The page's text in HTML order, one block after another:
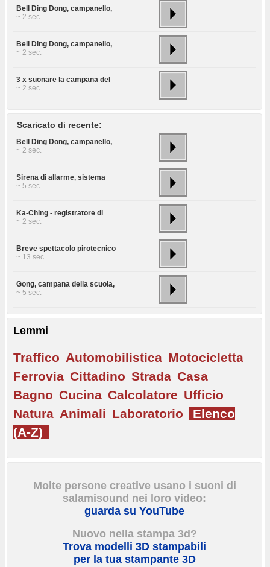
Bell Ding Dong, campanello,
~ 2 sec.
Bell Ding Dong, campanello,
~ 2 sec.
3 x suonare la campana del
~ 2 sec.
Scaricato di recente:
Bell Ding Dong, campanello,
~ 2 sec.
Sirena di allarme, sistema
~ 5 sec.
Ka-Ching - registratore di
~ 2 sec.
Breve spettacolo pirotecnico
~ 13 sec.
Gong, campana della scuola,
~ 5 sec.
Lemmi
Traffico Automobilistica Motocicletta
Ferrovia Cittadino Strada Casa
Bagno Cucina Calcolatore Ufficio
Natura Animali Laboratorio
Elenco
(A-Z)
Molte persone creative usano i suoni di
salamisound nei loro video:
guarda su YouTube
Nuovo nella stampa 3d?
Trova modelli 3D stampabili
per la tua stampante 3D